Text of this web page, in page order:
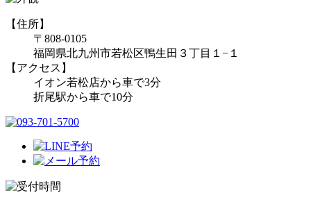
【住所】
〒808-0105
福岡県北九州市若松区鴨生田３丁目１−１
【アクセス】
イオン若松店から車で3分
折尾駅から車で10分